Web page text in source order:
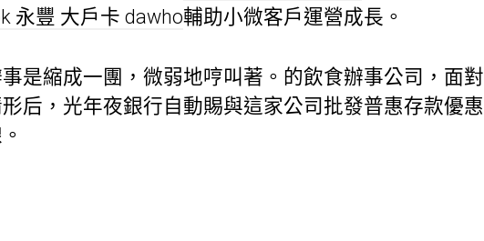
永豐 大戶卡 dawho輔助小微客戶運營成長。
是縮成一團，微弱地哼叫著。的飲食辦事公司，面對
后，光年夜銀行自動賜與這家公司批發普惠存款優惠